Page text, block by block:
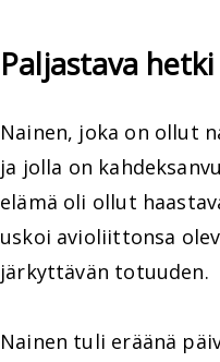
Paljastava
Nainen, joka on ollut
ja jolla on
elämä oli ollut
uskoi avioliittonsa
järkyttävän totuuden.
Nainen tuli eräänä